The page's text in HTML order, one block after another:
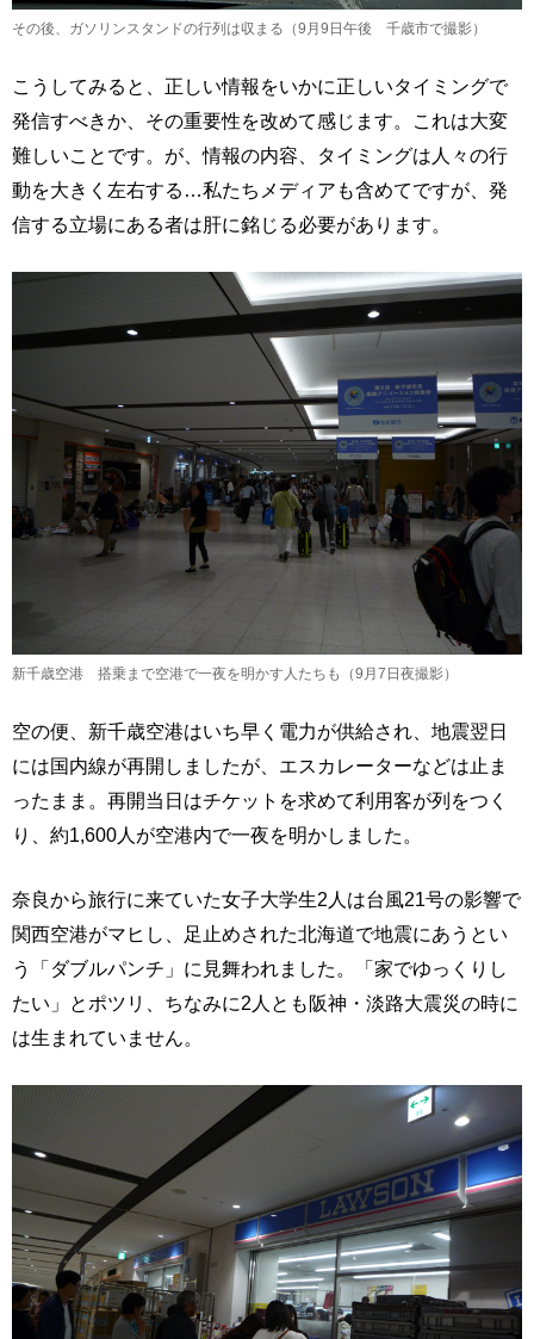
その後、ガソリンスタンドの行列は収まる（9月9日午後 千歳市で撮影）
こうしてみると、正しい情報をいかに正しいタイミングで
発信すべきか、その重要性を改めて感じます。これは大変
難しいことです。が、情報の内容、タイミングは人々の行
動を大きく左右する…私たちメディアも含めてですが、発
信する立場にある者は肝に銘じる必要があります。
新千歳空港 搭乗まで空港で一夜を明かす人たちも（9月7日夜撮影）
空の便、新千歳空港はいち早く電力が供給され、地震翌日
には国内線が再開しましたが、エスカレーターなどは止ま
ったまま。再開当日はチケットを求めて利用客が列をつく
り、約1,600人が空港内で一夜を明かしました。
奈良から旅行に来ていた女子大学生2人は台風21号の影響で
関西空港がマヒし、足止めされた北海道で地震にあうとい
う「ダブルパンチ」に見舞われました。「家でゆっくりし
たい」とポツリ、ちなみに2人とも阪神・淡路大震災の時に
は生まれていません。